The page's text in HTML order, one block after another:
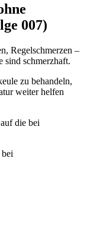
007)
Regelschmerzen –
sind schmerzhaft.
zu behandeln,
weiter helfen
die bei